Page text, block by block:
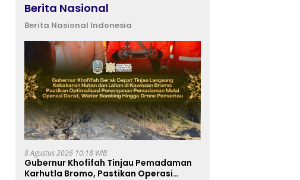
Berita Nasional
Berita Nasional Indonesia
8 Agustus 2026 10:18 WIB
Gubernur Khofifah Tinjau Pemadaman
Karhutla Bromo, Pastikan Operasi